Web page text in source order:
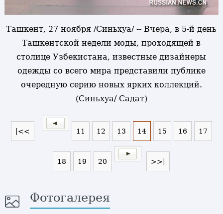
Ташкент, 27 ноября /Синьхуа/ -- Вчера, в 5-й день
Ташкентской недели моды, проходящей в
столице Узбекистана, известные дизайнеры
одежды со всего мира представили публике
очередную серию новых ярких коллекций.
(Синьхуа/ Садат)
|<< 11 12 13 14 15 16 17
18 19 20 >>|
Фотогалерея